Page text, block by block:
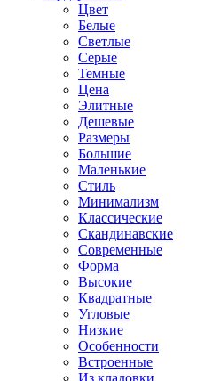
Цвет
Белые
Светлые
Серые
Темные
Цена
Элитные
Дешевые
Размеры
Большие
Маленькие
Стиль
Минимализм
Классические
Скандинавские
Современные
Форма
Высокие
Квадратные
Угловые
Низкие
Особенности
Встроенные
Из кладовки